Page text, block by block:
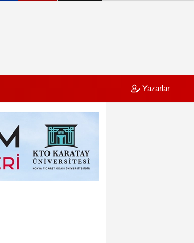
Yazarlar